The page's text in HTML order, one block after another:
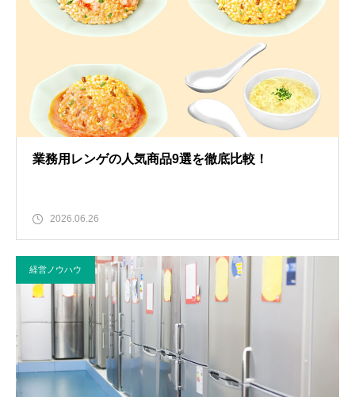
業務用レンゲの人気商品9選を徹底比較！
2026.06.26
経営ノウハウ